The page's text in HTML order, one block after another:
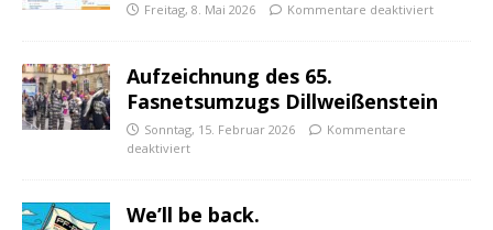
Freitag, 8. Mai 2026 Kommentare deaktiviert
Aufzeichnung des 65.
Fasnetsumzugs Dillweißenstein
Sonntag, 15. Februar 2026
Kommentare
deaktiviert
We’ll be back.